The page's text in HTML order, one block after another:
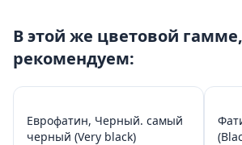
В этой же цветовой гамме,
рекомендуем:
Еврофатин, Черный. самый
черный (Very black)